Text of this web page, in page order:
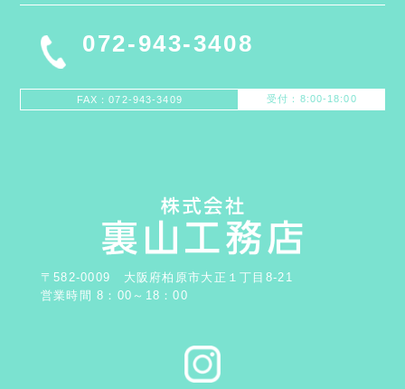
072-943-3408
FAX：072-943-3409 受付：8:00-18:00
〒582-0009 大阪府柏原市大正１丁目8-21
営業時間 8：00～18：00